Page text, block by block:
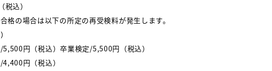
込）
格の場合は以下の所定の再受検料が発生します。
円（税込）卒業検定/5,500円（税込）
円（税込）